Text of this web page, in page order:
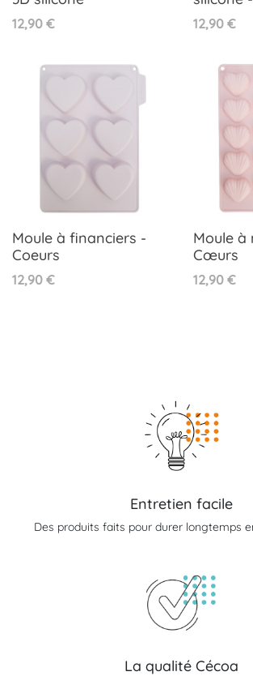
Prix
12,90 € Prix
12,90 €
Moule à financiers -
Coeurs
Prix
12,90 €
Moule à
Cœurs
Prix
12,90 €
Entretien facile
Des produits faits pour durer longtemps
La qualité Cécoa